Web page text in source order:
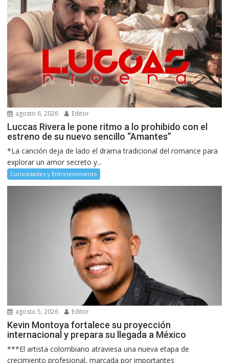
agosto 6, 2026 Editor
Luccas Rivera le pone ritmo a lo prohibido con el
estreno de su nuevo sencillo “Amantes”
*La canción deja de lado el drama tradicional del romance para
explorar un amor secreto y...
Curiosidades y Entretenimiento
agosto 5, 2026 Editor
Kevin Montoya fortalece su proyección
internacional y prepara su llegada a México
***El artista colombiano atraviesa una nueva etapa de
crecimiento profesional, marcada por importantes